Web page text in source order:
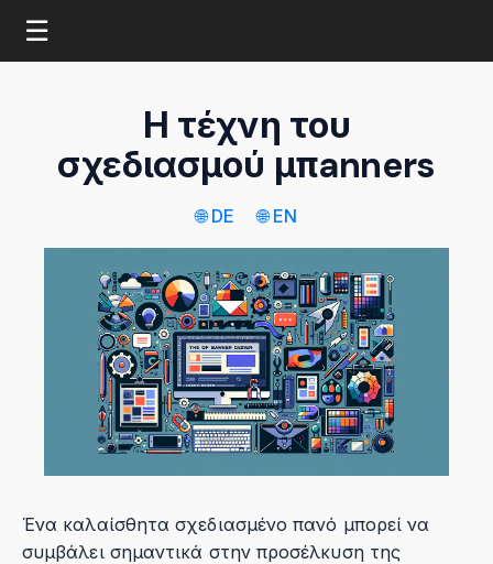
☰
Η τέχνη του
σχεδιασμού μπanners
🌐 DE 🌐 EN
Ένα καλαίσθητα σχεδιασμένο πανό μπορεί να
συμβάλει σημαντικά στην προσέλκυση της